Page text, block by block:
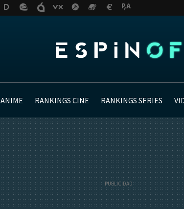
ANIME RANKINGS CINE RANKINGS SERIES